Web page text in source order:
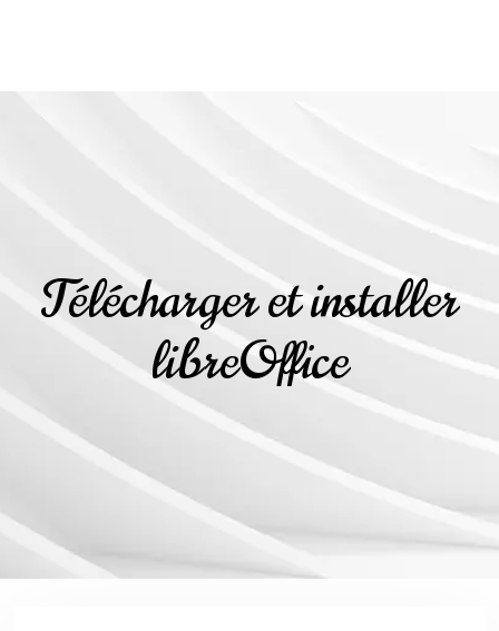
Télécharger et installer
libreOffice